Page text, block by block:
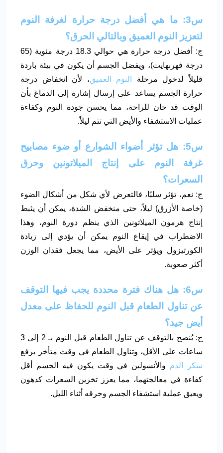
س3: ما هي أفضل درجة حرارة لغرفة النوم
لتعزيز النوم العميق وبالتالي الحرق؟
ج: أفضل درجة حرارة هي حوالي 18.3 درجة مئوية (65
درجة فهرنهايت)، ويفضل الجسم أن يكون في بيئة باردة
قليلاً لدخول مرحلة
النوم العميق، لأن انخفاض درجة
حرارة الجسم يساعد على إرسال إشارة إلى الدماغ بأن
الوقت قد حان للراحة، مما يحسن جودة النوم وكفاءة
عمليات الاستشفاء والأيض التي تتم ليلاً.
س5: هل تؤثر أضواء الشوارع أو ضوء مصابيح
غرفة النوم على إنتاج الميلاتونين وحرق
السعرات؟
ج: نعم، تؤثر سلبًا، فالتعرض لأي شكل من أشكال الضوء
(خاصة الأزرق) ليلاً، حتى منخفض الشدة، يمكن أن يثبط
إنتاج هرمون الميلاتونين الذي ينظم دورة النوم، وهذا
الاضطراب في إيقاع النوم يمكن أن يؤدي إلى زيادة
الكورتيزول ويؤثر على الأيض، مما يجعل فقدان الوزن
أكثر صعوبة.
س6: هل هناك فترة محددة يجب فيها التوقف
عن تناول الطعام قبل النوم للحفاظ على معدل
أيض جيد؟
ج: يُنصح بالتوقف عن تناول الطعام قبل النوم بـ 2 إلى 3
ساعات على الأقل، وتناول الطعام في وقت متأخر يرفع
سكر الدم والأنسولين في وقت يكون فيه الجسم أقل
كفاءة في معالجتهما، مما يعزز تخزين السعرات كدهون
ويعيق عملية استشفاء الجسم وحرقه أثناء الليل.